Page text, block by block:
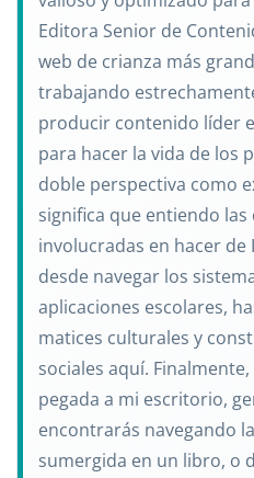
Editora Senior de
web de crianza más
trabajando
producir contenido líder
para hacer la vida de los
doble perspectiva como
significa que entiendo
involucradas en hacer
desde navegar los
aplicaciones escolares,
matices culturales y
sociales aquí.
pegada a mi escritorio,
encontrarás navegando
sumergida en un libro, o